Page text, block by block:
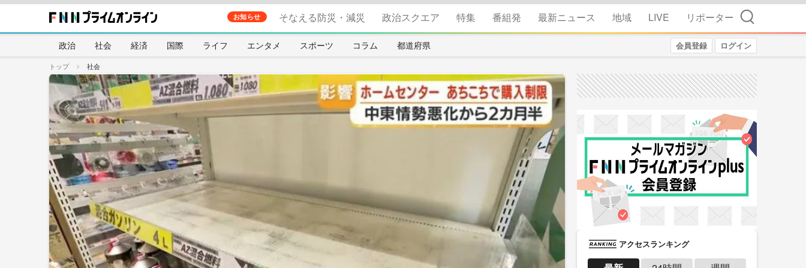
お知らせ そなえる防災・減災 政治スクエア 特集 番組発 最新ニュース 地域 LIVE リポーター 検索
政治 社会 経済 国際 ライフ エンタメ スポーツ コラム 都道府県 会員登録 ログイン
トップ 社会
アクセスランキング